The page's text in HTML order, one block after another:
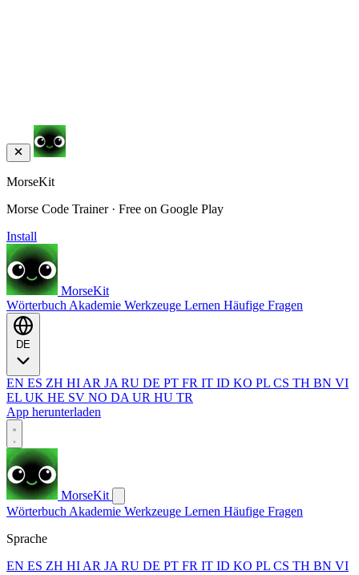
MorseKit
Morse Code Trainer · Free on Google Play
Install
MorseKit
Wörterbuch Akademie Werkzeuge Lernen Häufige Fragen
EN ES ZH HI AR JA RU DE PT FR IT ID KO PL CS TH BN VI
EL UK HE SV NO DA UR HU TR
App herunterladen
MorseKit
Wörterbuch Akademie Werkzeuge Lernen Häufige Fragen
Sprache
EN ES ZH HI AR JA RU DE PT FR IT ID KO PL CS TH BN VI